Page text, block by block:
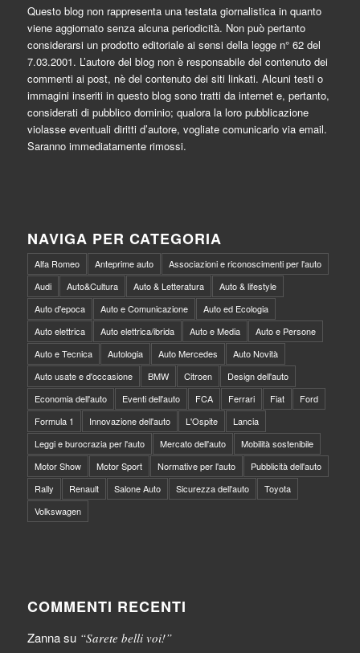
Questo blog non rappresenta una testata giornalistica in quanto
viene aggiornato senza alcuna periodicità. Non può pertanto
considerarsi un prodotto editoriale ai sensi della legge n° 62 del
7.03.2001. L’autore del blog non è responsabile del contenuto dei
commenti ai post, nè del contenuto dei siti linkati. Alcuni testi o
immagini inseriti in questo blog sono tratti da internet e, pertanto,
considerati di pubblico dominio; qualora la loro pubblicazione
violasse eventuali diritti d’autore, vogliate comunicarlo via email.
Saranno immediatamente rimossi.
NAVIGA PER CATEGORIA
Alfa Romeo Anteprime auto
Associazioni e riconoscimenti per l'auto
Audi
Auto&Cultura Auto & Letteratura
Auto & lifestyle
Auto d'epoca
Auto e Comunicazione
Auto ed Ecologia
Auto elettrica
Auto elettrica/ibrida Auto e Media
Auto e Persone
Auto e Tecnica
Autologia Auto Mercedes
Auto Novità
Auto usate e d'occasione
BMW Citroen
Design dell'auto
Economia dell'auto
Eventi dell'auto FCA Ferrari Fiat
Ford
Formula 1
Innovazione dell'auto L'Ospite
Lancia
Leggi e burocrazia per l'auto
Mercato dell'auto
Mobilità sostenibile
Motor Show
Motor Sport Normative per l'auto
Pubblicità dell'auto
Rally
Renault Salone Auto Sicurezza dell'auto
Toyota
Volkswagen
COMMENTI RECENTI
Zannasu “Sarete belli voi!”